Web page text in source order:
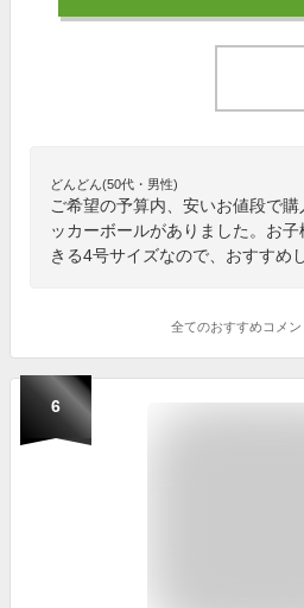
どんどん(50代・男性)
ご希望の予算内、安いお値段で
ッカーボールがありました。お
きる4号サイズなので、おすすめ
全てのおすすめコメン
6